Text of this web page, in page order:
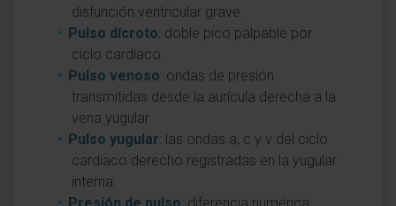
disfunción ventricular grave.
Pulso dícroto: doble pico palpable por
ciclo cardíaco.
Pulso venoso: ondas de presión
transmitidas desde la aurícula derecha a la
vena yugular.
Pulso yugular: las ondas a, c y v del ciclo
cardíaco derecho registradas en la yugular
interna.